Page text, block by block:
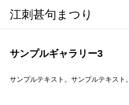
江刺甚句まつり
サンプルギャラリー3
サンプルテキスト。サンプルテキスト。